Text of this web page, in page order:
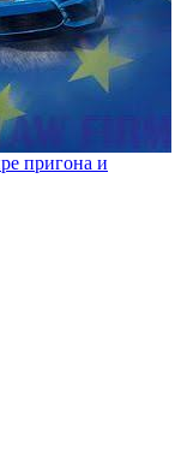
пригона и